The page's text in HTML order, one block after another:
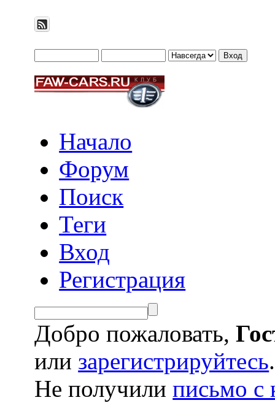
Начало
Форум
Поиск
Теги
Вход
Регистрация
Добро пожаловать,
или зарегистрируйтесь.
Не получилиписьмо с